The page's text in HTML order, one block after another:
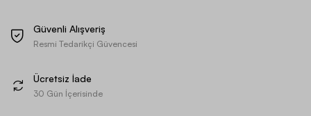
Güvenli Alışveriş
Resmi Tedarikçi Güvencesi
Ücretsiz İade
30 Gün İçerisinde